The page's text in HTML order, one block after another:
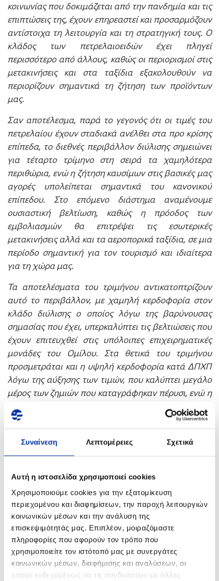
Συναίνεση Λεπτομέρειες Σχετικά
Αυτή η ιστοσελίδα χρησιμοποιεί cookies
Χρησιμοποιούμε cookies για την εξατομίκευση
περιεχομένου και διαφημίσεων, την παροχή λειτουργιών
κοινωνικών μέσων και την ανάλυση της
επισκεψιμότητάς μας. Επιπλέον, μοιραζόμαστε
πληροφορίες που αφορούν τον τρόπο που
χρησιμοποιείτε τον ιστότοπό μας με συνεργάτες
κοινωνικών μέσων, διαφήμισης και αναλύσεων, οι
οποίοι ενδεχομένως να τις συνδυάσουν με άλλες
κοινωνίας που δοκιμάζεται από την πανδημία και τις
επιπτώσεις της, έχουν επηρεαστεί και προσαρμόζουν
αντίστοιχα τη λειτουργία και τη στρατηγική τους. Ο
κλάδος των πετρελαιοειδών έχει πληγεί
περισσότερο από άλλους, καθώς οι περιορισμοί στις
μετακινήσεις και στα ταξίδια εξακολουθούν να
περιορίζουν σημαντικά τη ζήτηση των προϊόντων
μας.
Σαν αποτέλεσμα, παρά το γεγονός ότι οι τιμές του
πετρελαίου έχουν σταδιακά ανέλθει στα προ κρίσης
επίπεδα, το διεθνές περιβάλλον διύλισης σημειώνει
για τέταρτο τρίμηνο στη σειρά τα χαμηλότερα
περιθώρια, ενώ η ζήτηση καυσίμων στις βασικές μας
αγορές υπολείπεται σημαντικά του κανονικού
επίπεδου. Στο επόμενο διάστημα αναμένουμε
ουσιαστική βελτίωση, καθώς η πρόοδος των
εμβολιασμών θα επιτρέψει τις εσωτερικές
μετακινήσεις αλλά και τα αεροπορικά ταξίδια, σε μια
περίοδο σημαντική για τον τουρισμό και ιδιαίτερα
για τη χώρα μας.
Τα αποτελέσματα του τριμήνου αντικατοπτρίζουν
αυτό το περιβάλλον, με χαμηλή κερδοφορία στον
κλάδο διύλισης ο οποίος λόγω της βαρύνουσας
σημασίας που έχει, υπερκαλύπτει τις βελτιώσεις που
έχουν επιτευχθεί στις υπόλοιπες επιχειρηματικές
μονάδες του Ομίλου. Στα θετικά του τριμήνου
προσμετράται και η υψηλή κερδοφορία κατά ΔΠΧΠ
λόγω της αύξησης των τιμών, που καλύπτει μεγάλο
μέρος των ζημιών που καταγράφηκαν πέρυσι, ενώ η
συνεχιζόμενη μείωση του κόστους χρηματοδότησης
επιτρέπει τον σχεδιασμό ενός πιο φιλόδοξου
πλάνου ανάπτυξης.
Σε επίπεδο στρατηγικής, είναι πλέον επιτακτική η
στροφή προς τη Νέα Ενέργεια με επενδύσεις που
συμπληρώνουν τις παραδοσιακές μας
δραστηριότητες. Ο Όμιλος λειτουργεί με ένα
επιχειρηματικό μοντέλο που σχεδιάστηκε με τα
δεδομένα της δεκαετίας του 1990 και έχει μεν
καταγράψει μια πετυχημένη πορεία μέχρι σήμερα,
αλλά χρειάζεται να αλλάξει λαμβάνοντας υπόψη τις
τρέχουσες εξελίξεις, καθώς και τις συνθήκες που